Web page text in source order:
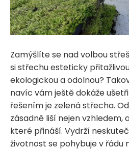
Zamýšlíte se nad volbou
si střechu esteticky
ekologickou a odolnou?
navíc vám ještě dokáže
řešením je zelená střecha.
zásadně liší nejen vzhledem,
které přináší. Vydrží
životnost se pohybuje v řádu